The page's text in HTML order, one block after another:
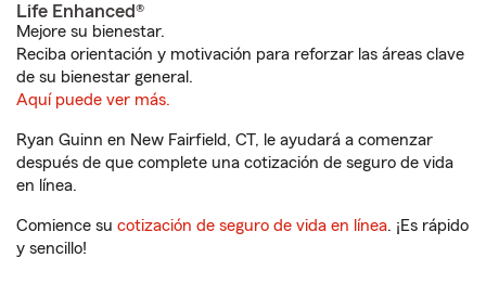
Life Enhanced®
Mejore su bienestar.
Reciba orientación y motivación para reforzar las áreas clave
de su bienestar general.
Aquí puede ver más.
Ryan Guinn en New Fairfield, CT, le ayudará a comenzar
después de que complete una cotización de seguro de vida
en línea.
Comience su cotización de seguro de vida en línea. ¡Es rápido
y sencillo!